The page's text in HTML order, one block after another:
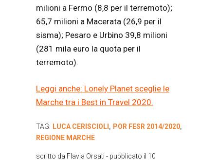
milioni a Fermo (8,8 per il terremoto);
65,7 milioni a Macerata (26,9 per il
sisma); Pesaro e Urbino 39,8 milioni
(281 mila euro la quota per il
terremoto).
Leggi anche: Lonely Planet sceglie le
Marche tra i Best in Travel 2020.
TAG: LUCA CERISCIOLI , POR FESR 2014/2020,
REGIONE MARCHE
scritto da Flavia Orsati - pubblicato il 10